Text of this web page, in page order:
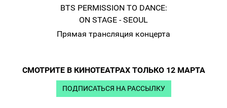
BTS PERMISSION TO DANCE:
ON STAGE - SEOUL
Прямая трансляция концерта
СМОТРИТЕ В КИНОТЕАТРАХ ТОЛЬКО 12 МАРТА
ПОДПИСАТЬСЯ НА РАССЫЛКУ